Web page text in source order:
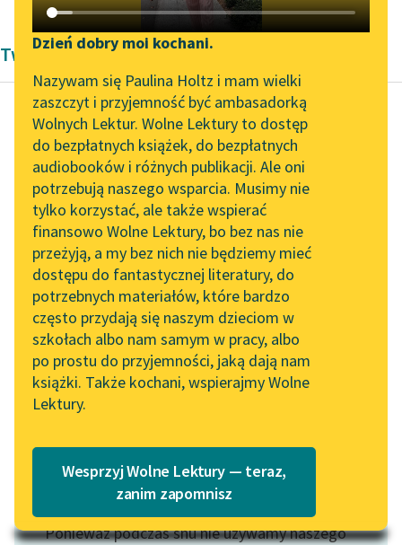
Katalog DAISY
Podkasty o książkach
Zgłoś brak utworu
Aktualności
„Prokurator Alicja Horn”
do słuchania
Byliśmy częścią AI Impact
Lab
Zapraszamy na spotkanie
online z tłumaczkami
literatury skandynawskiej
Spotkanie z Katarzyną
Tunkiel w Oslo
102. lata temu zmarł
Joseph Conrad
Lektury szkolne i klasyka
literatury do słuchania dla
uczennic i uczniów z
Narzędzia
Mapa Wolnych Lektur
Leśmianator
Przewodnik dla piszących i
czytających
API
OAI-PMH
Widget Wolnych Lektur
Przypisy
Katalog w formacie PDF
Dzień dobry moi kochani.
Nazywam się Paulina Holtz i mam wielki
zaszczyt i przyjemność być ambasadorką
Wolnych Lektur. Wolne Lektury to dostęp
do bezpłatnych książek, do bezpłatnych
audiobooków i różnych publikacji. Ale oni
potrzebują naszego wsparcia. Musimy nie
tylko korzystać, ale także wspierać
finansowo Wolne Lektury, bo bez nas nie
przeżyją, a my bez nich nie będziemy mieć
dostępu do fantastycznej literatury, do
potrzebnych materiałów, które bardzo
często przydają się naszym dzieciom w
szkołach albo nam samym w pracy, albo
po prostu do przyjemności, jaką dają nam
książki. Także kochani, wspierajmy Wolne
Lektury.
Wesprzyj Wolne Lektury — teraz,
zanim zapomnisz
Twórczość dramatyczna Barok
Pedro Calderon de la Barca
Życie snem
Wstrzymajmy duszy
upadek,
Furię i zemstę, jeżeli
Przyjemny ma sen nam
wrócić.
Snu niczym nie...
Czytaj więcej
Motyw: Sen
Ponieważ podczas snu nie używamy naszego